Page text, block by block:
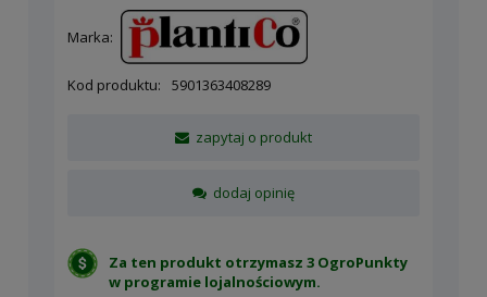
Marka:
Kod produktu: 5901363408289
zapytaj o produkt
dodaj opinię
Za ten produkt otrzymasz 3 OgroPunkty
w programie lojalnościowym.